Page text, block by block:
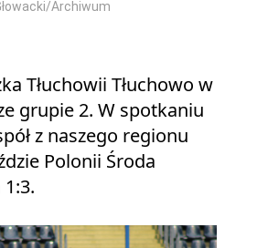
Archiwum
Tłuchowii Tłuchowo w
grupie 2. W spotkaniu
z naszego regionu
Polonii Środa